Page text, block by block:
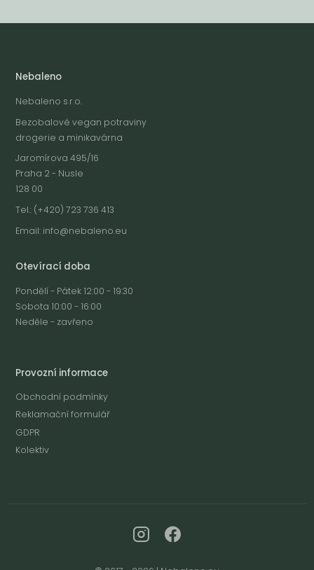
Nebaleno
Nebaleno s.r.o.
Bezobalové vegan potraviny
drogerie a minikavárna
Jaromírova 495/16
Praha 2 - Nusle
128 00
Tel.: (+420) 723 736 413
Email: info@nebaleno.eu
Otevírací doba
Pondělí - Pátek 12:00 - 19:30
Sobota 10:00 - 16:00
Neděle - zavřeno
Provozní informace
Obchodní podmínky
Reklamační formulář
GDPR
Kolektiv